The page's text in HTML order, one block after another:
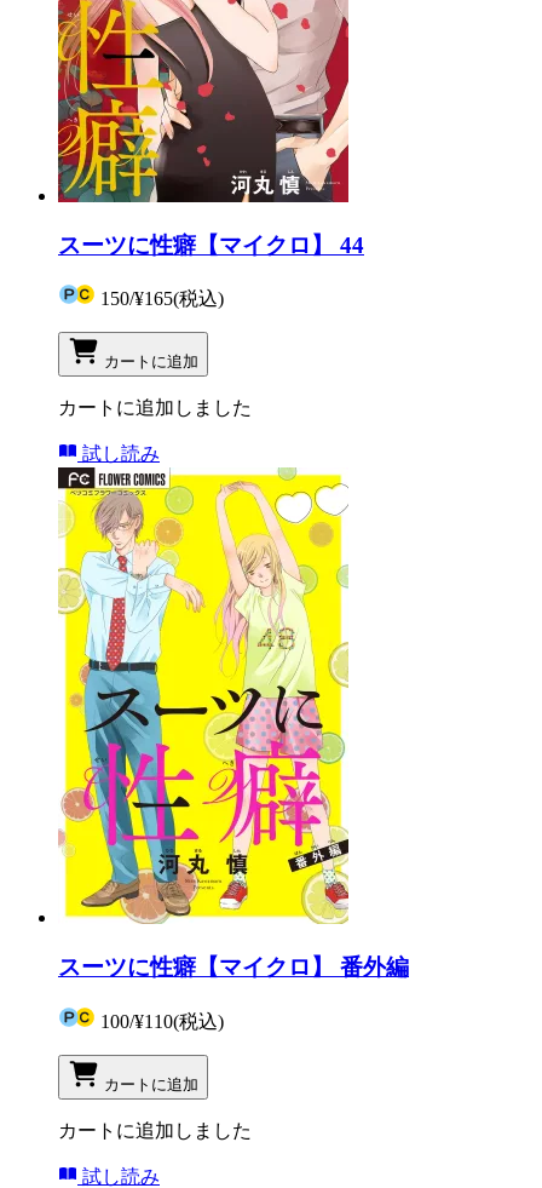
スーツに性癖【マイクロ】 44
150/¥165(税込)
カートに追加
カートに追加しました
試し読み
スーツに性癖【マイクロ】 番外編
100/¥110(税込)
カートに追加
カートに追加しました
試し読み